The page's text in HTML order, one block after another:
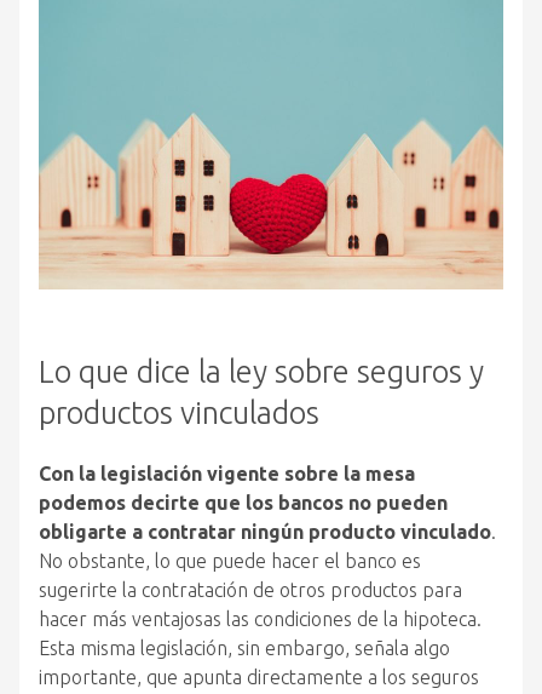
Lo que dice la ley sobre seguros y
productos vinculados
Con la legislación vigente sobre la mesa
podemos decirte que los bancos no pueden
obligarte a contratar ningún producto vinculado.
No obstante, lo que puede hacer el banco es
sugerirte la contratación de otros productos para
hacer más ventajosas las condiciones de la hipoteca.
Esta misma legislación, sin embargo, señala algo
importante, que apunta directamente a los seguros